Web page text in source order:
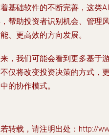
基础软件的不断完善，这类
帮助投资者识别机会、管理
、更高效的方向发展。
，我们可能会看到更多基于
仅将改变投资决策的方式，
的协作模式。
转载，请注明出处：http://